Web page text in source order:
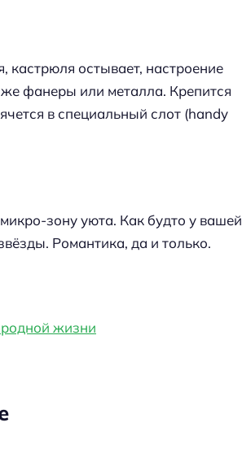
остывает, настроение
фанеры или металла. Крепится
в специальный слот (handy
зону уюта. Как будто у вашей
Романтика, да и только.
жизни